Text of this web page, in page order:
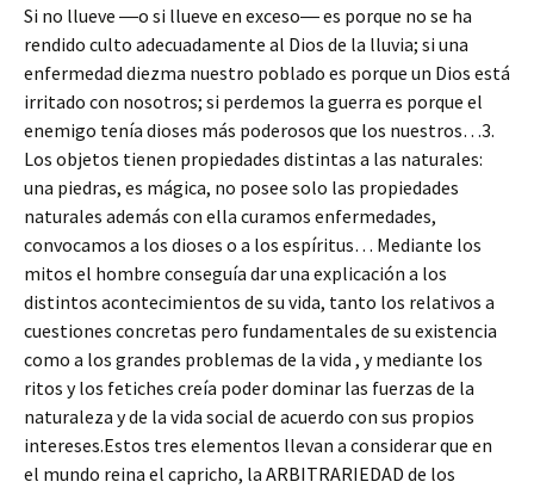
Si no llueve ―o si llueve en exceso― es porque no se ha
rendido culto adecuadamente al Dios de la lluvia; si una
enfermedad diezma nuestro poblado es porque un Dios está
irritado con nosotros; si perdemos la guerra es porque el
enemigo tenía dioses más poderosos que los nuestros…3.
Los objetos tienen propiedades distintas a las naturales:
una piedras, es mágica, no posee solo las propiedades
naturales además con ella curamos enfermedades,
convocamos a los dioses o a los espíritus… Mediante los
mitos el hombre conseguía dar una explicación a los
distintos acontecimientos de su vida, tanto los relativos a
cuestiones concretas pero fundamentales de su existencia
como a los grandes problemas de la vida , y mediante los
ritos y los fetiches creía poder dominar las fuerzas de la
naturaleza y de la vida social de acuerdo con sus propios
intereses.Estos tres elementos llevan a considerar que en
el mundo reina el capricho, la ARBITRARIEDAD de los